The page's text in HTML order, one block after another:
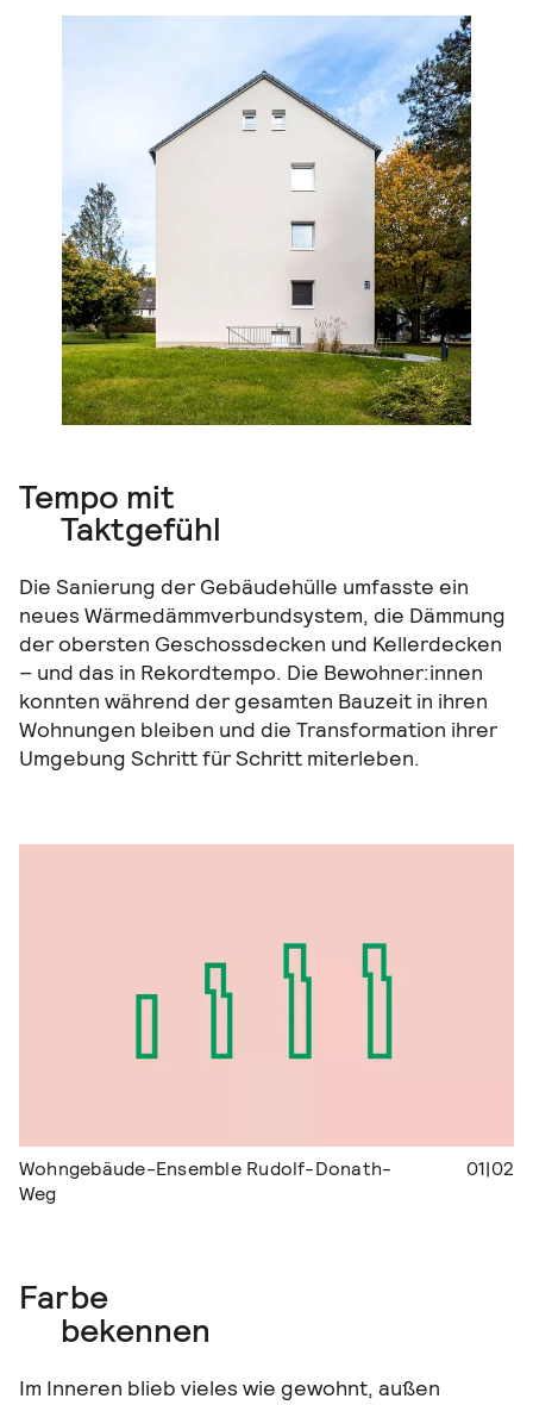
Tempo mit
Taktgefühl
Die Sanierung der Gebäudehülle umfasste ein
neues Wärmedämmverbundsystem, die Dämmung
der obersten Geschossdecken und Kellerdecken
– und das in Rekordtempo. Die Bewohner:innen
konnten während der gesamten Bauzeit in ihren
Wohnungen bleiben und die Transformation ihrer
Umgebung Schritt für Schritt miterleben.
Wohngebäude-Ensemble Rudolf-Donath-
Weg
01|02
Farbe
bekennen
Im Inneren blieb vieles wie gewohnt, außen